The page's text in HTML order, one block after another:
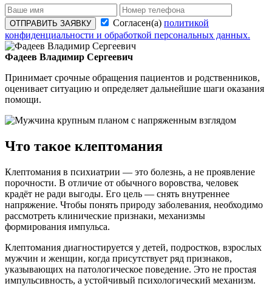
ОТПРАВИТЬ ЗАЯВКУ Согласен(а) политикой
конфиденциальности и обработкой персональных данных.
Фадеев Владимир Сергеевич
Принимает срочные обращения пациентов и родственников,
оценивает ситуацию и определяет дальнейшие шаги оказания
помощи.
Что такое клептомания
Клептомания в психиатрии — это болезнь, а не проявление
порочности. В отличие от обычного воровства, человек
крадёт не ради выгоды. Его цель — снять внутреннее
напряжение. Чтобы понять природу заболевания, необходимо
рассмотреть клинические признаки, механизмы
формирования импульса.
Клептомания диагностируется у детей, подростков, взрослых
мужчин и женщин, когда присутствует ряд признаков,
указывающих на патологическое поведение. Это не простая
импульсивность, а устойчивый психологический механизм.